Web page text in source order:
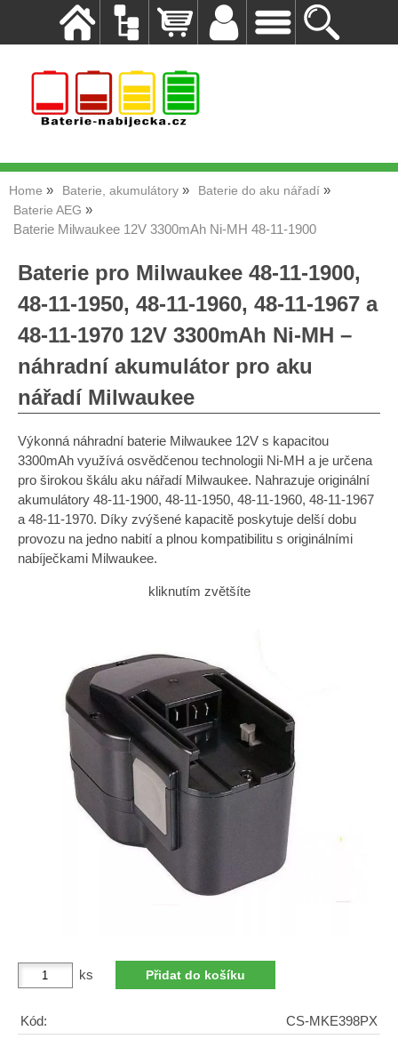
Home Baterie, akumulátory
Baterie do aku nářadí
Baterie AEG
Baterie Milwaukee 12V 3300mAh Ni-MH 48-11-1900
Baterie pro Milwaukee 48-11-1900,
48-11-1950, 48-11-1960, 48-11-1967 a
48-11-1970 12V 3300mAh Ni-MH –
náhradní akumulátor pro aku
nářadí Milwaukee
Výkonná náhradní baterie Milwaukee 12V s kapacitou
3300mAh využívá osvědčenou technologii Ni-MH a je určena
pro širokou škálu aku nářadí Milwaukee. Nahrazuje originální
akumulátory 48-11-1900, 48-11-1950, 48-11-1960, 48-11-1967
a 48-11-1970. Díky zvýšené kapacitě poskytuje delší dobu
provozu na jedno nabití a plnou kompatibilitu s originálními
nabíječkami Milwaukee.
kliknutím zvětšíte
ks
Kód:
CS-MKE398PX